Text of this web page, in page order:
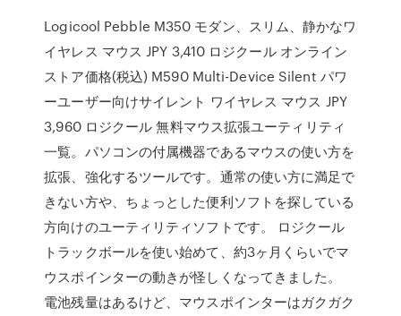
Logicool Pebble M350 モダン、スリム、静かなワ
イヤレス マウス JPY 3,410 ロジクール オンライン
ストア価格(税込) M590 Multi-Device Silent パワ
ーユーザー向けサイレント ワイヤレス マウス JPY
3,960 ロジクール 無料マウス拡張ユーティリティ
一覧。パソコンの付属機器であるマウスの使い方を
拡張、強化するツールです。通常の使い方に満足で
きない方や、ちょっとした便利ソフトを探している
方向けのユーティリティソフトです。 ロジクール
トラックボールを使い始めて、約3ヶ月くらいでマ
ウスポインターの動きが怪しくなってきました。
電池残量はあるけど、マウスポインターはガクガク